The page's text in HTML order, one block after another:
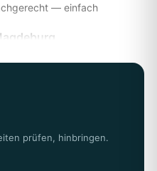
— einfach
erhalten Sie einen
z. B. für Vermieter oder
prüfen, hinbringen.